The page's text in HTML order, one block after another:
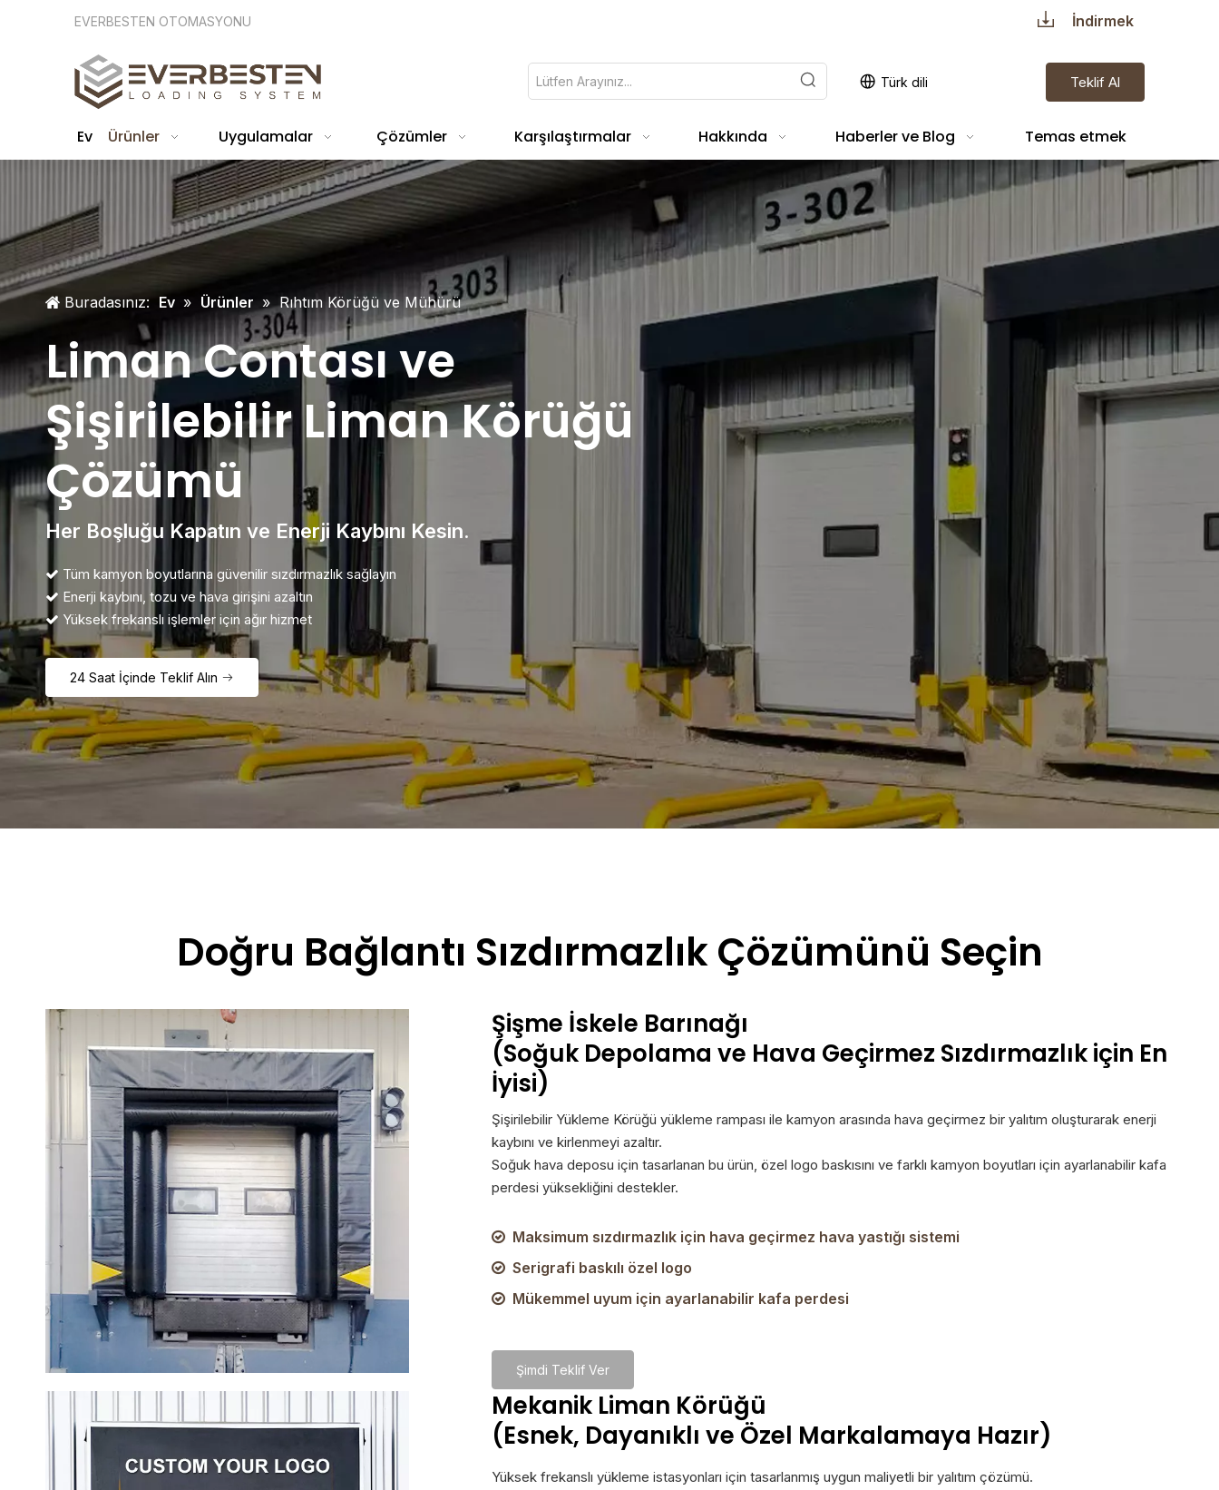
EVERBESTEN OTOMASYONU İndirmek
Türk dili Teklif Al
Ev Ürünler Uygulamalar Çözümler Karşılaştırmalar Hakkında Haberler ve Blog Temas etmek
Buradasınız: Ev » Ürünler » Rıhtım Körüğü ve Mühürü
Liman Contası ve
Şişirilebilir Liman Körüğü
Çözümü
Her Boşluğu Kapatın ve Enerji Kaybını Kesin.
 Tüm kamyon boyutlarına güvenilir sızdırmazlık sağlayın
 Enerji kaybını, tozu ve hava girişini azaltın
 ​​​​​​​​​​​​​ Yüksek frekanslı işlemler için ağır hizmet
24 Saat İçinde Teklif Alın
Doğru Bağlantı Sızdırmazlık Çözümünü Seçin
Şişme İskele Barınağı
(Soğuk Depolama ve Hava Geçirmez Sızdırmazlık için En
İyisi)
Şişirilebilir Yükleme Körüğü yükleme rampası ile kamyon arasında hava geçirmez bir yalıtım oluşturarak enerji
kaybını ve kirlenmeyi azaltır.
Soğuk hava deposu için tasarlanan bu ürün, özel logo baskısını ve farklı kamyon boyutları için ayarlanabilir kafa
perdesi yüksekliğini destekler.
 Maksimum sızdırmazlık için hava geçirmez hava yastığı sistemi
 Serigrafi baskılı özel logo
 Mükemmel uyum için ayarlanabilir kafa perdesi
Şimdi Teklif Ver
Mekanik Liman Körüğü
(Esnek, Dayanıklı ve Özel Markalamaya Hazır)
Yüksek frekanslı yükleme istasyonları için tasarlanmış uygun maliyetli bir yalıtım çözümü.